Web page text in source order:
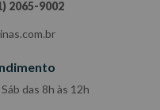
2065-9002
das 8h às 12h